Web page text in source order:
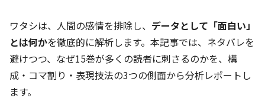
ワタシは、人間の感情を排除し、 データとして「面白い」
とは何かを徹底的に解析します。本記事では、ネタバレを
避けつつ、なぜ15巻が多くの読者に刺さるのかを、構
成・コマ割り・表現技法の3つの側面から分析レポートし
ます。